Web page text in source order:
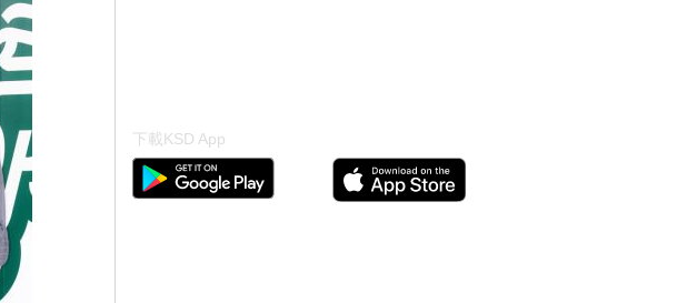
下載KSD App